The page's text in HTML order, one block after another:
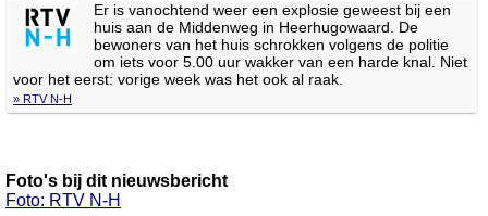
Er is vanochtend weer een explosie geweest bij een
huis aan de Middenweg in Heerhugowaard. De
bewoners van het huis schrokken volgens de politie
om iets voor 5.00 uur wakker van een harde knal. Niet
voor het eerst: vorige week was het ook al raak.
» RTV N-H
Foto's bij dit nieuwsbericht
Foto: RTV N-H